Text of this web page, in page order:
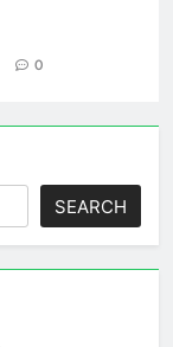
0
SEARCH